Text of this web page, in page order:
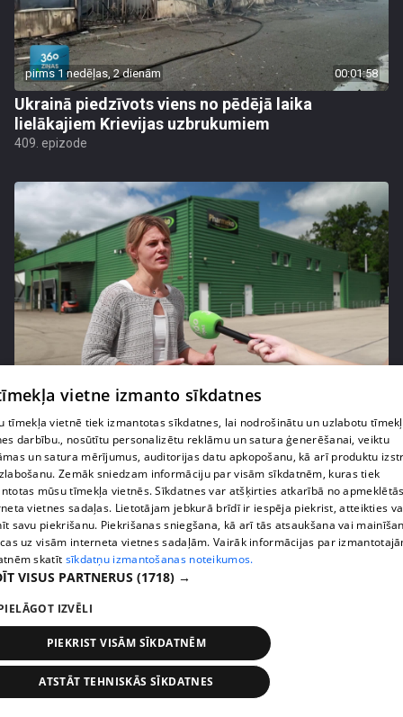
pirms 1 nedēļas, 2 dienām 00:01:58
Ukrainā piedzīvots viens no pēdējā laika
lielākajiem Krievijas uzbrukumiem
409. epizode
Melleņu zelta drudzis: kas nosaka iepirkuma
cenu?
409. epizode
pirms 1 nedēļas, 2 dienām
vietne izmanto sīkdatnes
tīmekļa vietnē tiek izmantotas sīkdatnes, lai nodrošinātu un uzlabotu
darbību., nosūtītu personalizētu reklāmu un satura ģenerēšanai, veiktu
un satura mērījumus, auditorijas datu apkopošanu, kā arī produktu
Zemāk sniedzam informāciju par visām sīkdatnēm, kuras tiek
mūsu tīmekļa vietnēs. Sīkdatnes var atšķirties atkarībā no
vietnes sadaļas. Lietotājam jebkurā brīdī ir iespēja piekrist, atteikties
savu piekrišanu. Piekrišanas sniegšana, kā arī tās atsaukšana vai
uz visām interneta vietnes sadaļām. Vairāk informācijas par
skatīt sīkdatņu izmantošanas noteikumos.
VISUS PARTNERUS (1718) →
IZVĒLI
PIEKRIST VISĀM SĪKDATNĒM
ATSTĀT TEHNISKĀS SĪKDATNES